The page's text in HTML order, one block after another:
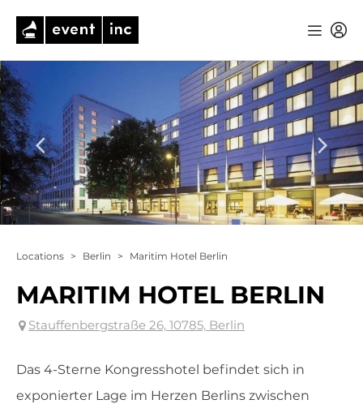
Locations > Berlin > Maritim Hotel Berlin
MARITIM HOTEL BERLIN
Stauffenbergstraße 26, 10785, Berlin
Das 4-Sterne Kongresshotel befindet sich in
exponierter Lage im Herzen Berlins zwischen